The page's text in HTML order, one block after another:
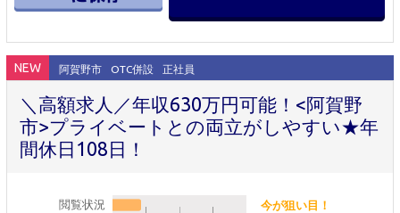
NEW 阿賀野市 OTC併設 正社員
＼高額求人／年収630万円可能！<阿賀野
市>プライベートとの両立がしやすい★年
間休日108日！
閲覧状況 今が狙い目！